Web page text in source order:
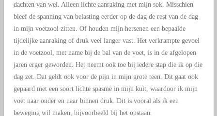
dachten van wel. Alleen lichte aanraking met mijn sok. Misschien
bleef de spanning van belasting eerder op de dag de rest van de dag
in mijn voetzool zitten. Of houden mijn hersenen een bepaalde
tijdelijke aanraking of druk veel langer vast. Het verkrampte gevoel
in de voetzool, met name bij de bal van de voet, is in de afgelopen
jaren erger geworden. Het neemt ook toe bij iedere stap die ik op die
dag zet. Dat geldt ook voor de pijn in mijn grote teen. Dit gaat ook
gepaard met een soort lichte spasme in mijn kuit, waardoor ik mijn
voet naar onder en naar binnen druk. Dit is vooral als ik een
beweging wil maken, bijvoorbeeld bij het opstaan.